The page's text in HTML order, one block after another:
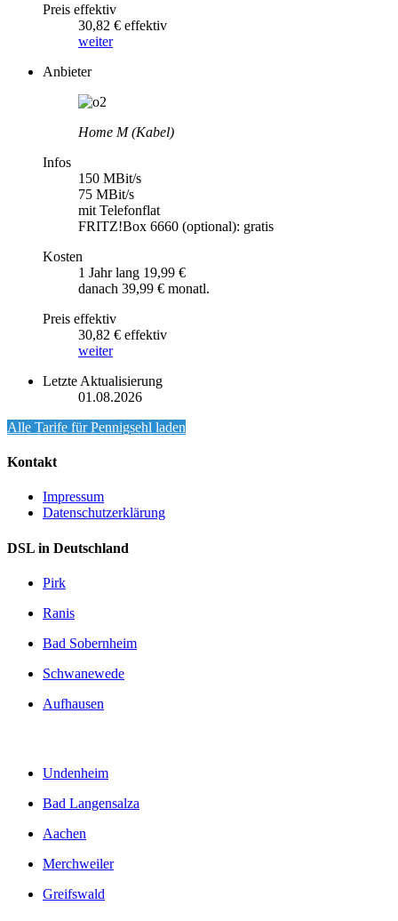
Preis effektiv
30,82 € effektiv
weiter
Anbieter
Home M (Kabel)
Infos
150 MBit/s
75 MBit/s
mit Telefonflat
FRITZ!Box 6660 (optional): gratis
Kosten
1 Jahr lang 19,99 €
danach 39,99 € monatl.
Preis effektiv
30,82 € effektiv
weiter
Letzte Aktualisierung
01.08.2026
Alle Tarife fürPennigsehl laden
Kontakt
Impressum
Datenschutzerklärung
DSL in Deutschland
Pirk
Ranis
Bad Sobernheim
Schwanewede
Aufhausen
Undenheim
Bad Langensalza
Aachen
Merchweiler
Greifswald